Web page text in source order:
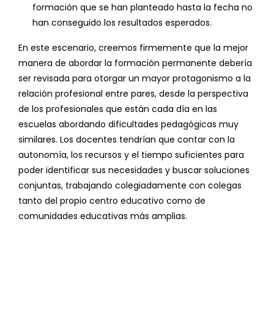
formación que se han planteado hasta la fecha no
han conseguido los resultados esperados.
En este escenario, creemos firmemente que la mejor
manera de abordar la formación permanente debería
ser revisada para otorgar un mayor protagonismo a la
relación profesional entre pares, desde la perspectiva
de los profesionales que están cada día en las
escuelas abordando dificultades pedagógicas muy
similares. Los docentes tendrían que contar con la
autonomía, los recursos y el tiempo suficientes para
poder identificar sus necesidades y buscar soluciones
conjuntas, trabajando colegiadamente con colegas
tanto del propio centro educativo como de
comunidades educativas más amplias.